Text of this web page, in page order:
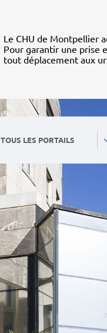
Le CHU de Montpellier
Pour garantir une prise
tout déplacement aux
TOUS LES PORTAILS